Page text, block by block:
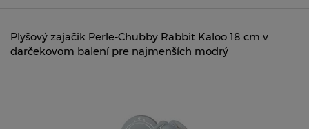
Plyšový zajačik Perle-Chubby Rabbit Kaloo 18 cm v
darčekovom balení pre najmenších modrý